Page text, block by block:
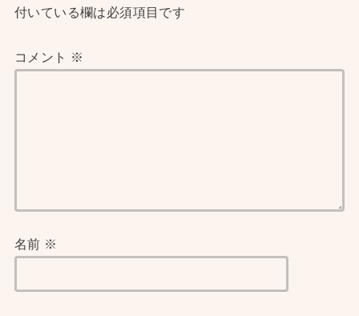
付いている欄は必須項目です
コメント ※
名前 ※